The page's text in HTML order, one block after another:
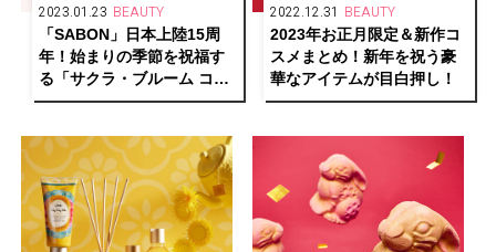
2023.01.23 BEAUTY
「SABON」日本上陸15周
年！始まりの季節を祝福す
る「サクラ・ブルーム コレ
クション」が数量限定発売
2022.12.31 BEAUTY
2023年お正月限定＆新作コ
スメまとめ！新年を祝う豪
華なアイテムが目白押し！